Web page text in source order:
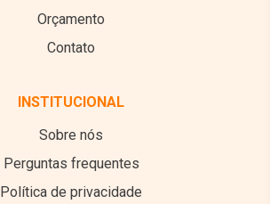
Orçamento
Contato
INSTITUCIONAL
Sobre nós
Perguntas frequentes
Política de privacidade